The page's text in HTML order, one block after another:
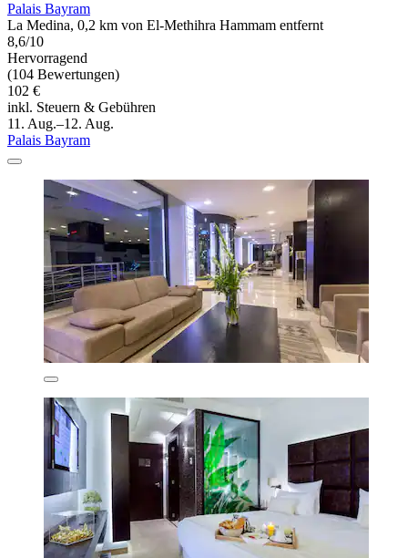
Palais Bayram
La Medina, 0,2 km von El-Methihra Hammam entfernt
8,6/10
Hervorragend
(104 Bewertungen)
102 €
inkl. Steuern & Gebühren
11. Aug.–12. Aug.
Palais Bayram